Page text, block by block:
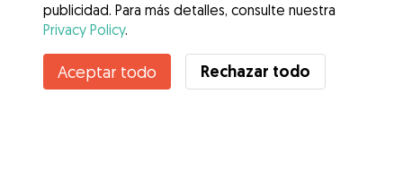
Contacta con Andrea
¿Conoces los Beneficios de Gudog? Ver más
publicidad. Para más detalles, consulte nuestra
Privacy Policy.
Aceptar todo Rechazar todo